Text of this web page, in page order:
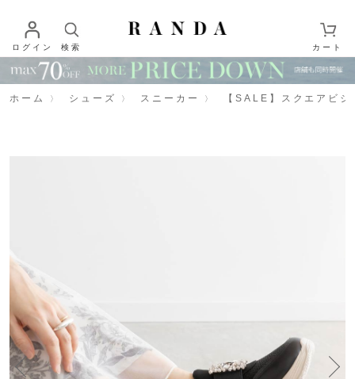
ログイン 検索 カート
ホーム シューズ スニーカー 【SALE】スクエアビ